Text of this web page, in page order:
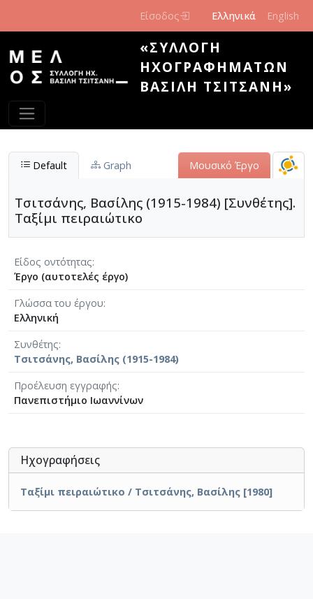
Είσοδος Ελληνικά English
«ΣΥΛΛΟΓΉ
ΗΧΟΓΡΑΦΗΜΆΤΩΝ
ΒΑΣΊΛΗ ΤΣΙΤΣΆΝΗ»
Default Graph Μουσικό Έργο
Τσιτσάνης, Βασίλης (1915-1984) [Συνθέτης].
Ταξίμι πειραιώτικο
Είδος οντότητας
Έργο (αυτοτελές έργο)
Γλώσσα του έργου
Ελληνική
Συνθέτης
Τσιτσάνης, Βασίλης (1915-1984)
Προέλευση εγγραφής
Πανεπιστήμιο Ιωαννίνων
Ηχογραφήσεις
Ταξίμι πειραιώτικο / Τσιτσάνης, Βασίλης [1980]